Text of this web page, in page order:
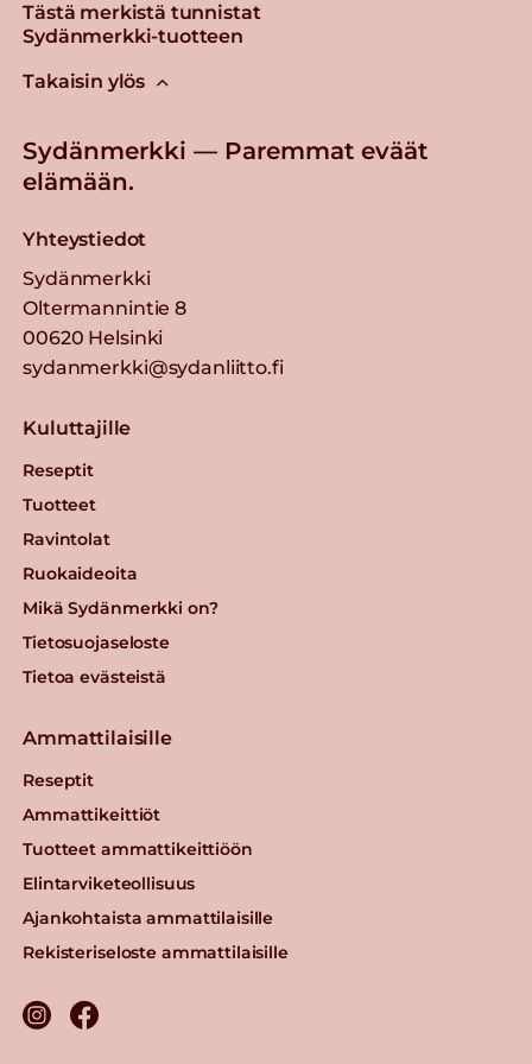
Lue lisää
Torino Tricolori Simpukka
Tästä merkistä tunnistat
Sydänmerkki-tuotteen
Takaisin ylös
Sydänmerkki — Paremmat eväät
elämään.
Yhteystiedot
Sydänmerkki
Oltermannintie 8
00620 Helsinki
sydanmerkki@sydanliitto.fi
Kuluttajille
Reseptit
Tuotteet
Ravintolat
Ruokaideoita
Mikä Sydänmerkki on?
Tietosuojaseloste
Tietoa evästeistä
Ammattilaisille
Reseptit
Ammattikeittiöt
Tuotteet ammattikeittiöön
Elintarviketeollisuus
Ajankohtaista ammattilaisille
Rekisteriseloste ammattilaisille